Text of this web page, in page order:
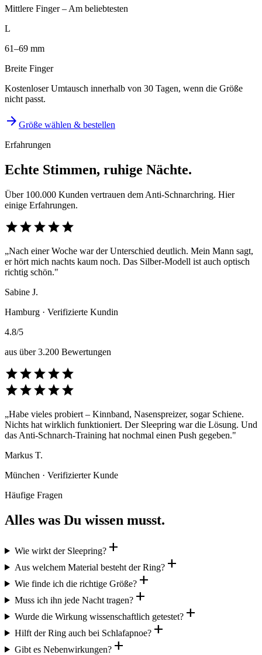
Mittlere Finger – Am beliebtesten
L
61–69 mm
Breite Finger
Kostenloser Umtausch innerhalb von 30 Tagen, wenn die Größe
nicht passt.
arrow_forward Größe wählen & bestellen
Erfahrungen
Echte Stimmen, ruhige Nächte.
Über 100.000 Kunden vertrauen dem Anti-Schnarchring. Hier
einige Erfahrungen.
starstarstarstarstar
„Nach einer Woche war der Unterschied deutlich. Mein Mann sagt,
er hört mich nachts kaum noch. Das Silber-Modell ist auch optisch
richtig schön."
Sabine J.
Hamburg · Verifizierte Kundin
4.8/5
aus über 3.200 Bewertungen
starstarstarstarstar
starstarstarstarstar
„Habe vieles probiert – Kinnband, Nasenspreizer, sogar Schiene.
Nichts hat wirklich funktioniert. Der Sleepring war die Lösung. Und
das Anti-Schnarch-Training hat nochmal einen Push gegeben."
Markus T.
München · Verifizierter Kunde
Häufige Fragen
Alles was Du wissen musst.
Wie wirkt der Sleepring?add
Aus welchem Material besteht der Ring?add
Wie finde ich die richtige Größe?add
Muss ich ihn jede Nacht tragen?add
Wurde die Wirkung wissenschaftlich getestet?add
Hilft der Ring auch bei Schlafapnoe?add
Gibt es Nebenwirkungen?add